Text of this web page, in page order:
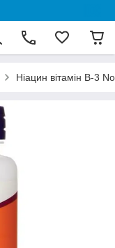
Ніацин вітамін B-3